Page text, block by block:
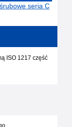
seria C
ISO 1217 część